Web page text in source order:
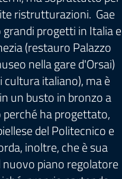
ristrutturazioni. Gae
progetti in Italia e
(restauro Palazzo
nella gare d'Orsai)
italiano), ma è
un busto in bronzo a
ha progettato,
del Politecnico e
inoltre, che è sua
piano regolatore